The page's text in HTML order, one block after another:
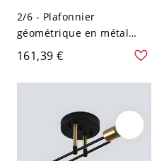
2/6 - Plafonnier
géométrique en métal
noir pour chambre - 110
V-120 V Quadrilatère
161,39 €